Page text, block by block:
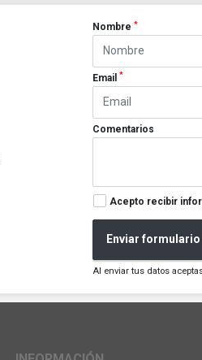
Nombre*
Email*
Comentarios
Acepto recibir
Enviar formulario
Al enviar tus datos